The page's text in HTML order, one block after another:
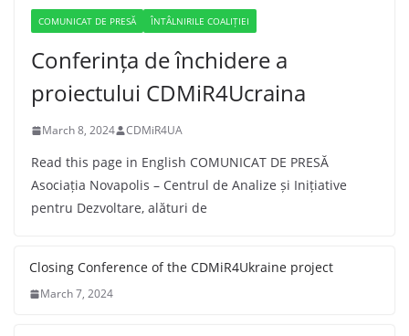
COMUNICAT DE PRESĂ ÎNTÂLNIRILE COALIȚIEI
Conferința de închidere a
proiectului CDMiR4Ucraina
March 8, 2024 CDMiR4UA
Read this page in English COMUNICAT DE PRESĂ
Asociația Novapolis – Centrul de Analize și Inițiative
pentru Dezvoltare, alături de
Closing Conference of the CDMiR4Ukraine project
March 7, 2024